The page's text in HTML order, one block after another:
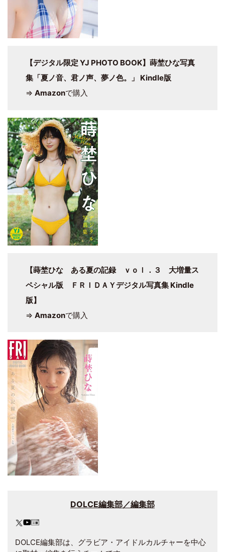
【デジタル限定 YJ PHOTO BOOK】蒔埜ひな写真
集「夏ノ音、君ノ声、夢ノ色。」 Kindle版
⇒ Amazonで購入
【蒔埜ひな ある夏の記録 ｖｏｌ．３ 大増量ス
ペシャル版 ＦＲＩＤＡＹデジタル写真集 Kindle
版】
⇒ Amazonで購入
DOLCE編集部／編集部
DOLCE編集部は、グラビア・アイドルカルチャーを中心